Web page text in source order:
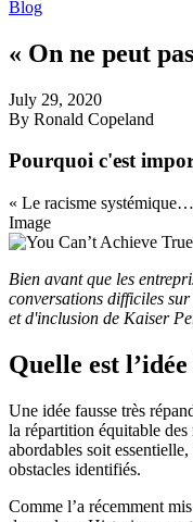
Blog
« On ne peut
July 29, 2020
By Ronald Copeland
Pourquoi c'est
« Le racisme
Image
Bien avant que les
conversations difficiles
et d'inclusion de Kaiser
Quelle est
Une idée fausse très
la répartition équitable des
abordables soit
obstacles identifiés.
Comme l’a récemment